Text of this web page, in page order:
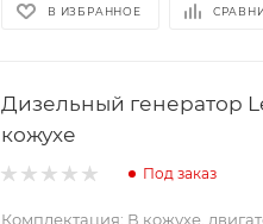
В ИЗБРАННОЕ
Дизельный генератор
кожухе
Под заказ
Комплектация: В кожухе,